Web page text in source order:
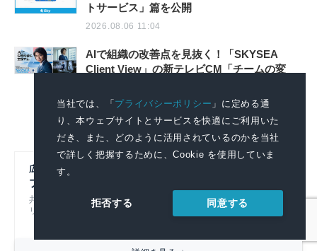
当社では、「プライバシーポリシー 」に定める通
り、本ウェブサイトとサービスを快適にご利用いた
だき、また、どのように活用されているのかを当社
で詳しく把握するために、Cookie を使用していま
す。
拒否する 同意する
トサービス」篇を公開
2026.08.06 11:04
AIで組織の改善点を見抜く！「SKYSEA
Client View」の新テレビCM「チームの変
2026.08.06 11:04
広報初心者のための
プレスリリースの書き方
共同通信社グループのノウハウをもとにプレスリ
リースの基本的なポイントを解説！